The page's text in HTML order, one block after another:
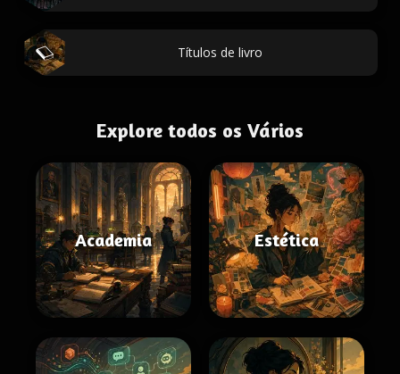
Títulos de livro
Explore todos os Vários
Academia Estética